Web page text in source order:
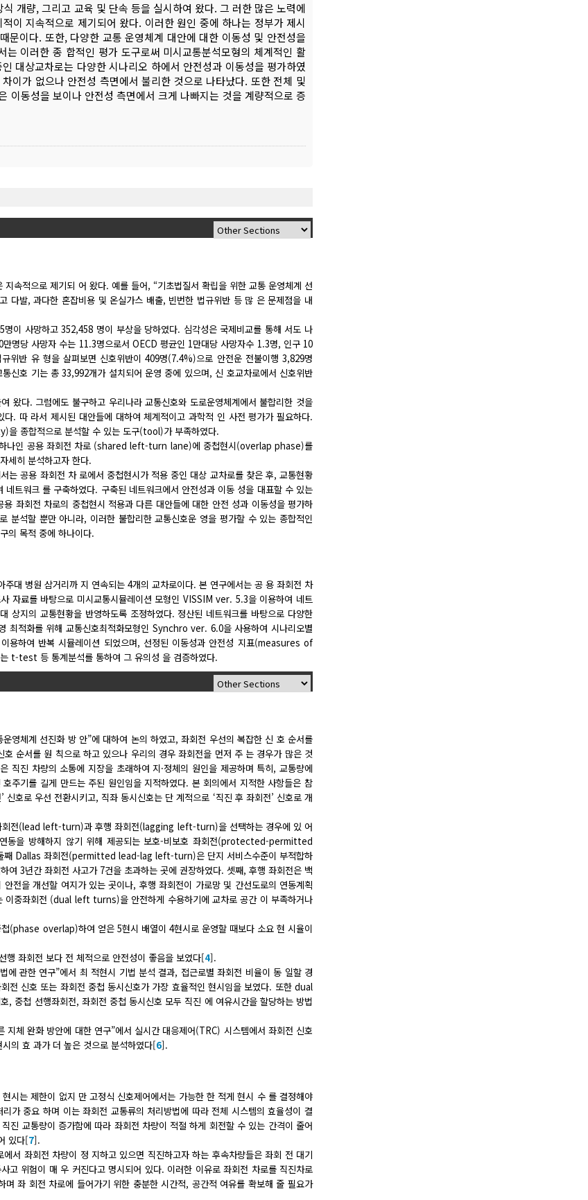
개량, 그리고 교육 및 단속 등을 실시하여 왔다. 그 러한 많은 노력에
이 지속적으로 제기되어 왔다. 이러한 원인 중에 하나는 정부가 제시
문이다. 또한, 다양한 교통 운영체계 대안에 대한 이동성 및 안전성을
이러한 종 합적인 평가 도구로써 미시교통분석모형의 체계적인 활
대상교차로는 다양한 시나리오 하에서 안전성과 이동성을 평가하였
이가 없으나 안전성 측면에서 불리한 것으로 나타났다. 또한 전체 및
이동성을 보이나 안전성 측면에서 크게 나빠지는 것을 계량적으로 증
속적으로 제기되 어 왔다. 예를 들어, “기초법질서 확립을 위한 교통 운영체계 선
다발, 과다한 혼잡비용 및 온실가스 배출, 빈번한 법규위반 등 많 은 문제점을 내
이 사망하고 352,458 명이 부상을 당하였다. 심각성은 국제비교를 통해 서도 나
명당 사망자 수는 11.3명으로서 OECD 평균인 1만대당 사망자수 1.3명, 인구 10
위반 유 형을 살펴보면 신호위반이 409명(7.4%)으로 안전운 전불이행 3,829명
호 기는 총 33,992개가 설치되어 운영 중에 있으며, 신 호교차로에서 신호위반
왔다. 그럼에도 불구하고 우리나라 교통신호와 도로운영체계에서 불합리한 것을
. 따 라서 제시된 대안들에 대하여 체계적이고 과학적 인 사전 평가가 필요하다.
종합적으로 분석할 수 있는 도구(tool)가 부족하였다.
하나인 공용 좌회전 차로 (shared left-turn lane)에 중첩현시(overlap phase)를
세히 분석하고자 한다.
는 공용 좌회전 차 로에서 중첩현시가 적용 중인 대상 교차로를 찾은 후, 교통현황
트워크 를 구축하였다. 구축된 네트워크에서 안전성과 이동 성을 대표할 수 있는
회전 차로의 중첩현시 적용과 다른 대안들에 대한 안전 성과 이동성을 평가하
분석할 뿐만 아니라, 이러한 불합리한 교통신호운 영을 평가할 수 있는 종합적인
의 목적 중에 하나이다.
대 병원 삼거리까 지 연속되는 4개의 교차로이다. 본 연구에서는 공 용 좌회전 차
자료를 바탕으로 미시교통시뮬레이션 모형인 VISSIM ver. 5.3을 이용하여 네트
상지의 교통현황을 반영하도록 조정하였다. 정산된 네트워크를 바탕으로 다양한
최적화를 위해 교통신호최적화모형인 Synchro ver. 6.0을 사용하여 시나리오별
하여 반복 시뮬레이션 되었으며, 선정된 이동성과 안전성 지표(measures of
t-test 등 통계분석를 통하여 그 유의성 을 검증하였다.
영체계 선진화 방 안”에 대하여 논의 하였고, 좌회전 우선의 복잡한 신 호 순서를
순서를 원 칙으로 하고 있으나 우리의 경우 좌회전을 먼저 주 는 경우가 많은 것
진 차량의 소통에 지장을 초래하여 지·정체의 원인을 제공하며 특히, 교통량에
주기를 길게 만드는 주된 원인임을 지적하였다. 본 회의에서 지적한 사항들은 참
호로 우선 전환시키고, 직좌 동시신호는 단 계적으로 ‘직진 후 좌회전’ 신호로 개
회전(lead left-turn)과 후행 좌회전(lagging left-turn)을 선택하는 경우에 있 어
동을 방해하지 않기 위해 제공되는 보호-비보호 좌회전(protected-permitted
Dallas 좌회전(permitted lead-lag left-turn)은 단지 서비스수준이 부적합하
3년간 좌회전 사고가 7건을 초과하는 곳에 권장하였다. 셋째, 후행 좌회전은 백
전을 개선할 여지가 있는 곳이나, 후행 좌회전이 가로망 및 간선도로의 연동계획
이중좌회전 (dual left turns)을 안전하게 수용하기에 교차로 공간 이 부족하거나
(phase overlap)하여 얻은 5현시 배열이 4현시로 운영할 때보다 소요 현 시율이
행 좌회전 보다 전 체적으로 안전성이 좋음을 보였다[4].
관한 연구”에서 최 적현시 기법 분석 결과, 접근로별 좌회전 비율이 동 일할 경
신호 또는 좌회전 중첩 동시신호가 가장 효율적인 현시임을 보였다. 또한 dual
중첩 선행좌회전, 좌회전 중첩 동시신호 모두 직진 에 여유시간을 할당하는 방법
체 완화 방안에 대한 연구”에서 실시간 대응제어(TRC) 시스템에서 좌회전 신호
의 효 과가 더 높은 것으로 분석하였다[6].
시는 제한이 없지 만 고정식 신호제어에서는 가능한 한 적게 현시 수 를 결정해야
가 중요 하며 이는 좌회전 교통류의 처리방법에 따라 전체 시스템의 효율성이 결
진 교통량이 증가함에 따라 좌회전 차량이 적절 하게 회전할 수 있는 간격이 줄어
있다[7].
에서 좌회전 차량이 정 지하고 있으면 직진하고자 하는 후속차량들은 좌회 전 대기
고 위험이 매 우 커진다고 명시되어 있다. 이러한 이유로 좌회전 차로를 직진차로
좌 회전 차로에 들어가기 위한 충분한 시간적, 공간적 여유를 확보해 줄 필요가